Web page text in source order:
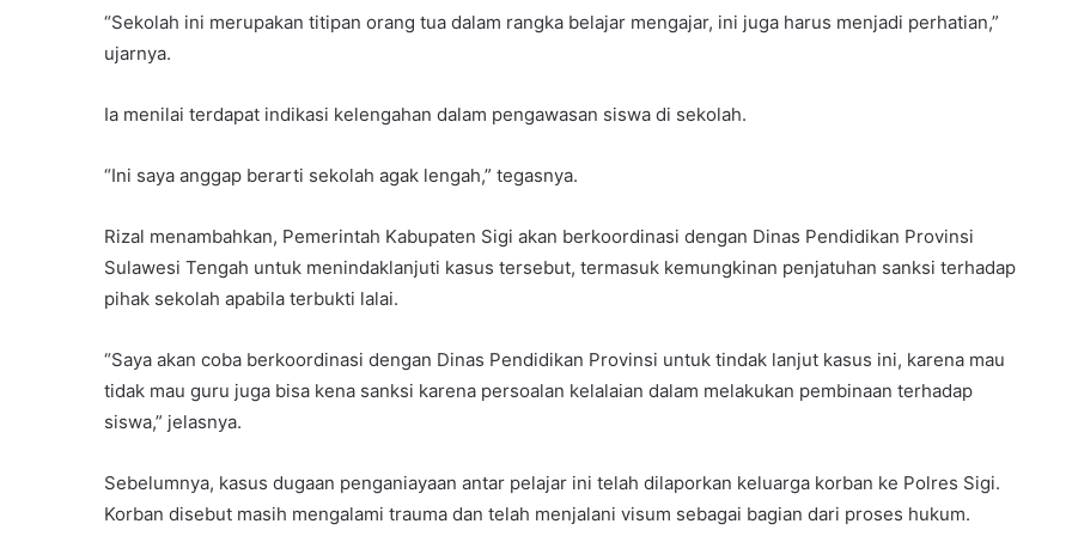
“Sekolah ini merupakan titipan orang tua dalam rangka belajar mengajar, ini juga harus menjadi perhatian,”
ujarnya.
Ia menilai terdapat indikasi kelengahan dalam pengawasan siswa di sekolah.
“Ini saya anggap berarti sekolah agak lengah,” tegasnya.
Rizal menambahkan, Pemerintah Kabupaten Sigi akan berkoordinasi dengan Dinas Pendidikan Provinsi
Sulawesi Tengah untuk menindaklanjuti kasus tersebut, termasuk kemungkinan penjatuhan sanksi terhadap
pihak sekolah apabila terbukti lalai.
“Saya akan coba berkoordinasi dengan Dinas Pendidikan Provinsi untuk tindak lanjut kasus ini, karena mau
tidak mau guru juga bisa kena sanksi karena persoalan kelalaian dalam melakukan pembinaan terhadap
siswa,” jelasnya.
Sebelumnya, kasus dugaan penganiayaan antar pelajar ini telah dilaporkan keluarga korban ke Polres Sigi.
Korban disebut masih mengalami trauma dan telah menjalani visum sebagai bagian dari proses hukum.